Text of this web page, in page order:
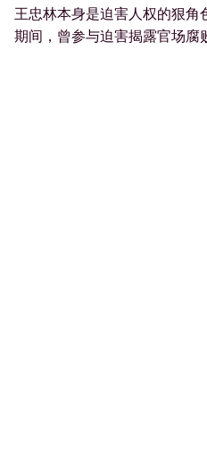
王忠林本身是迫害人权的狠
期间，曾参与迫害揭露官场腐